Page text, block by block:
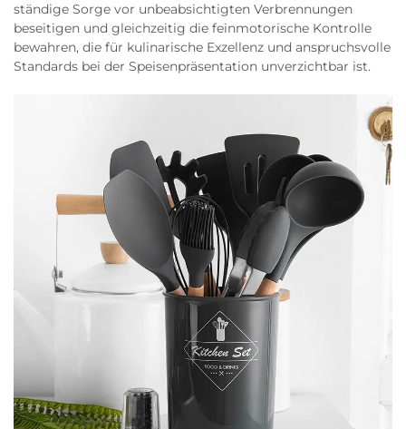
ständige Sorge vor unbeabsichtigten Verbrennungen
beseitigen und gleichzeitig die feinmotorische Kontrolle
bewahren, die für kulinarische Exzellenz und anspruchsvolle
Standards bei der Speisenpräsentation unverzichtbar ist.